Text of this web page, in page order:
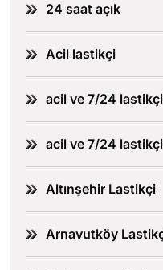
24 saat açık
Acil lastikçi
acil ve 7/24 lastikçi
acil ve 7/24 lastikçi
Altınşehir Lastikçi
Arnavutköy